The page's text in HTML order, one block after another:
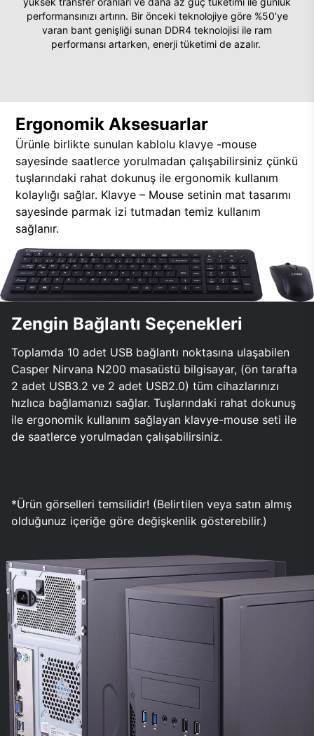
performansınızı artırın. Bir önceki teknolojiye göre %50’ye
varan bant genişliği sunan DDR4 teknolojisi ile ram
performansı artarken, enerji tüketimi de azalır.
Ergonomik Aksesuarlar
Ürünle birlikte sunulan kablolu klavye -mouse
sayesinde saatlerce yorulmadan çalışabilirsiniz çünkü
tuşlarındaki rahat dokunuş ile ergonomik kullanım
kolaylığı sağlar. Klavye – Mouse setinin mat tasarımı
sayesinde parmak izi tutmadan temiz kullanım
sağlanır.
Zengin Bağlantı Seçenekleri
Toplamda 10 adet USB bağlantı noktasına ulaşabilen
Casper Nirvana N200 masaüstü bilgisayar, (ön tarafta
2 adet USB3.2 ve 2 adet USB2.0) tüm cihazlarınızı
hızlıca bağlamanızı sağlar. Tuşlarındaki rahat dokunuş
ile ergonomik kullanım sağlayan klavye-mouse seti ile
de saatlerce yorulmadan çalışabilirsiniz.
*Ürün görselleri temsilidir! (Belirtilen veya satın almış
olduğunuz içeriğe göre değişkenlik gösterebilir.)